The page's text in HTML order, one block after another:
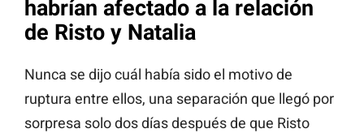
habrían afectado a la relación
de Risto y Natalia
Nunca se dijo cuál había sido el motivo de
ruptura entre ellos, una separación que llegó por
sorpresa solo dos días después de que Risto